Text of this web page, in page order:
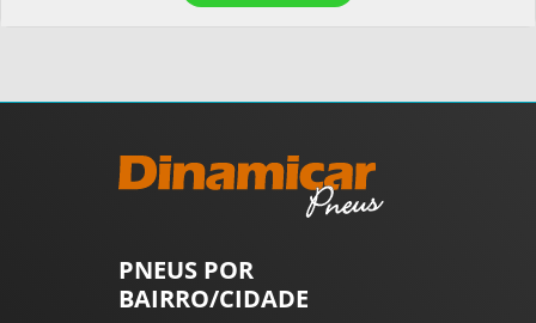
PNEUS POR
BAIRRO/CIDADE